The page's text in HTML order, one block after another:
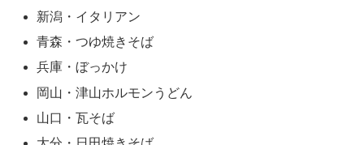
新潟・イタリアン
青森・つゆ焼きそば
兵庫・ぼっかけ
岡山・津山ホルモンうどん
山口・瓦そば